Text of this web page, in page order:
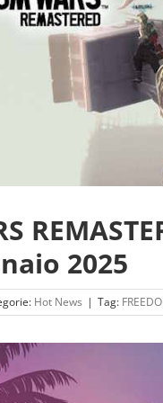
2025
Hot News | Tag: